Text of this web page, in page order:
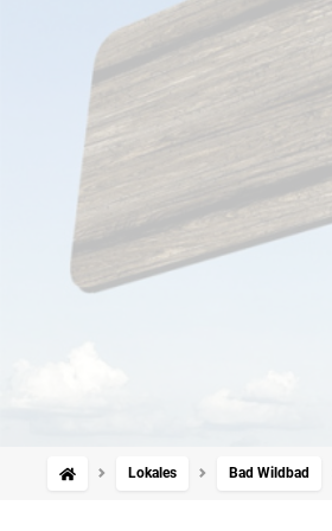
Lokales Bad Wildbad